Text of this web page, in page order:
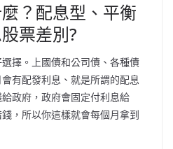
？配息型、平衡
票差別?
擇。上國債和公司債、各種債
有配發利息、就是所謂的配息
政府，政府會固定付利息給
，所以你這樣就會每個月拿到